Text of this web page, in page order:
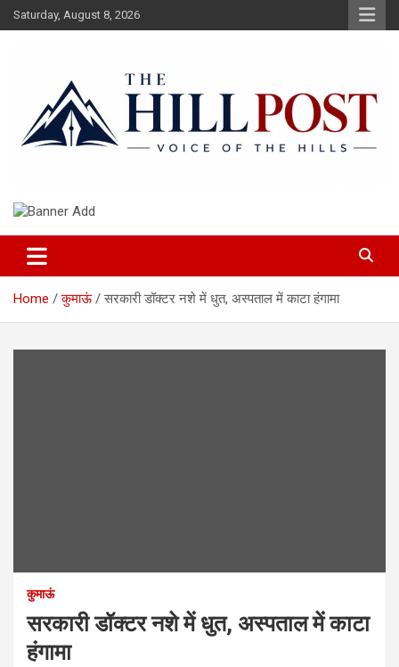
Skip
to
Saturday, August 8, 2026
The Hillpost
Home कुमाऊं सरकारी डॉक्टर नशे में धुत, अस्पताल में काटा हंगामा
कुमाऊं
सरकारी डॉक्टर नशे में धुत, अस्पताल में काटा
हंगामा